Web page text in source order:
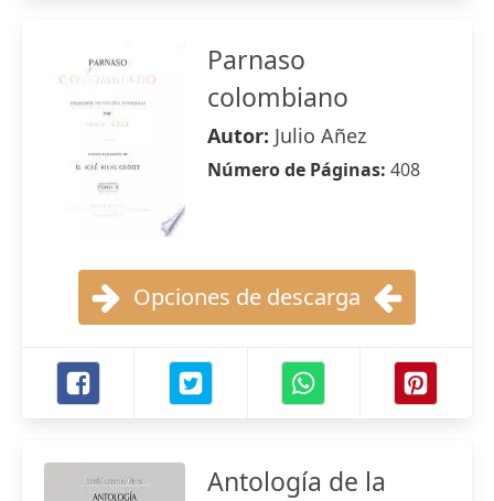
Parnaso
colombiano
Autor: Julio Añez
Número de Páginas: 408
Opciones de descarga
Antología de la